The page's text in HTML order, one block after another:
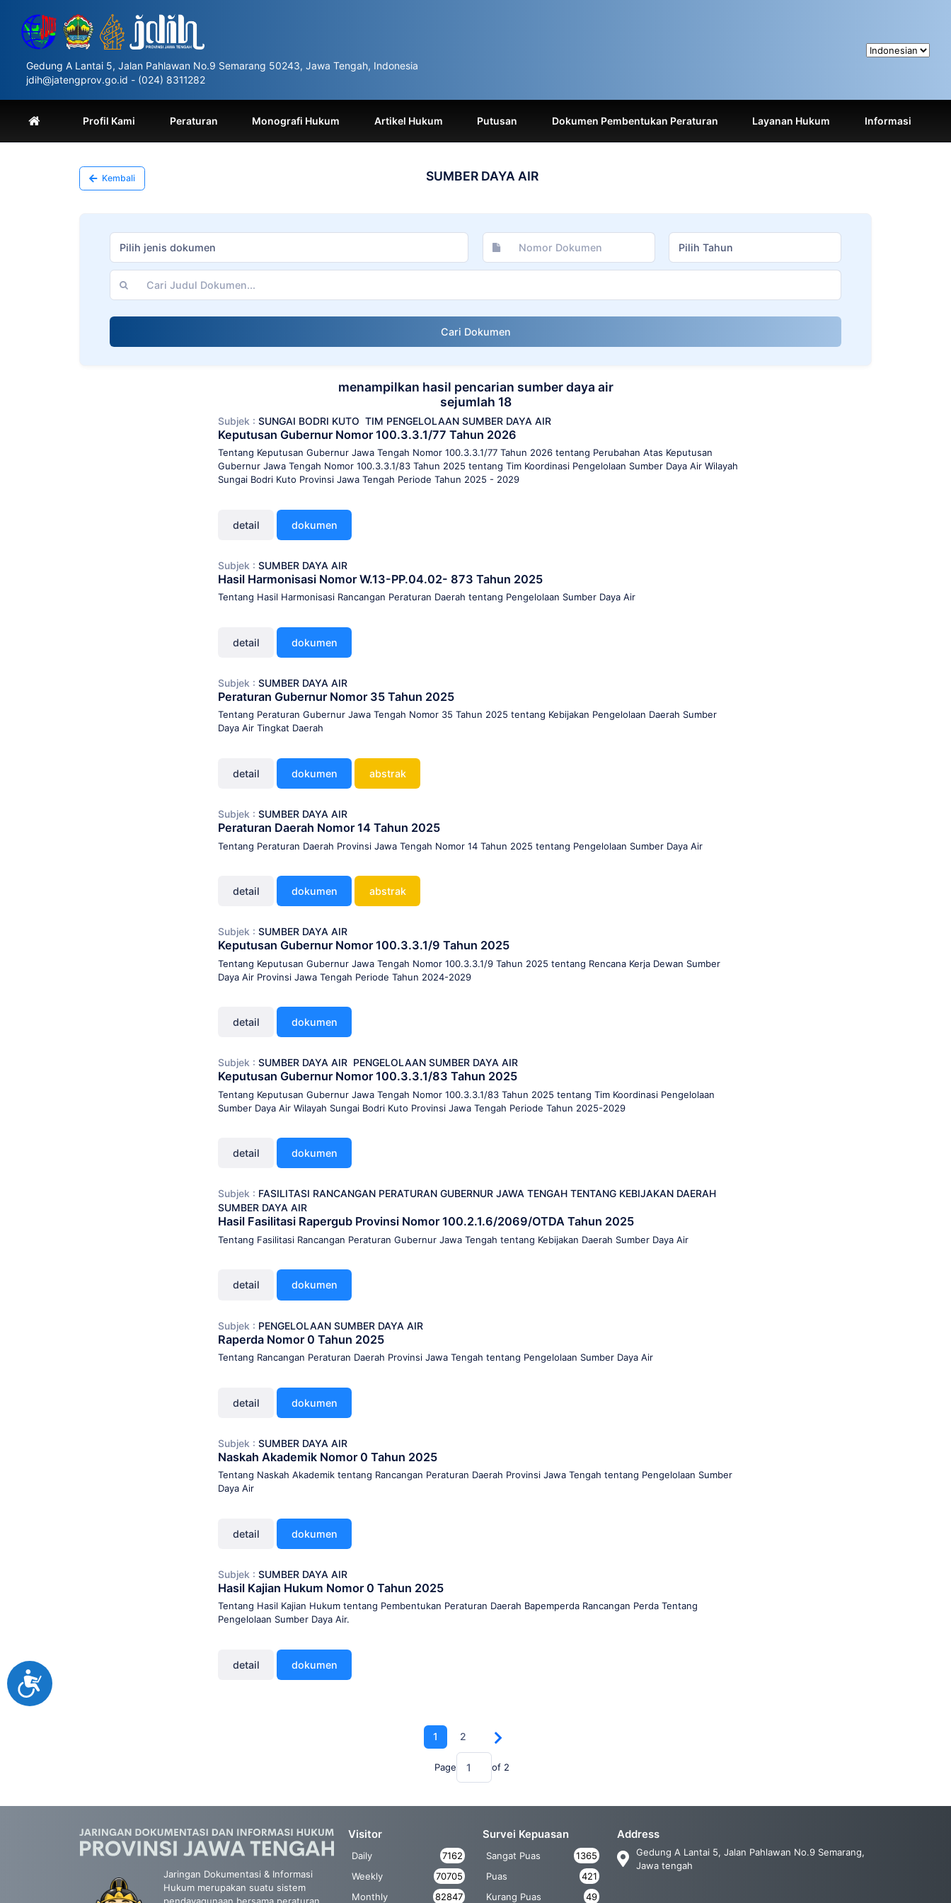
website
includes
accessibility
system.
Control-
F11
Accessibility
Gedung A Lantai 5, Jalan Pahlawan No.9 Semarang 50243, Jawa Tengah, Indonesia
jdih@jatengprov.go.id - (024) 8311282
Profil Kami Peraturan Monografi Hukum Artikel Hukum Putusan Dokumen Pembentukan Peraturan Layanan Hukum Informasi
Kembali SUMBER DAYA AIR
Pilih jenis dokumen Pilih Tahun
Cari Dokumen
menampilkan hasil pencarian sumber daya air
sejumlah 18
Subjek :SUNGAI BODRI KUTO TIM PENGELOLAAN SUMBER DAYA AIR
Keputusan Gubernur Nomor 100.3.3.1/77 Tahun 2026
Tentang Keputusan Gubernur Jawa Tengah Nomor 100.3.3.1/77 Tahun 2026 tentang Perubahan Atas Keputusan
Gubernur Jawa Tengah Nomor 100.3.3.1/83 Tahun 2025 tentang Tim Koordinasi Pengelolaan Sumber Daya Air Wilayah
Sungai Bodri Kuto Provinsi Jawa Tengah Periode Tahun 2025 - 2029
detail dokumen
Subjek :SUMBER DAYA AIR
Hasil Harmonisasi Nomor W.13-PP.04.02- 873 Tahun 2025
Tentang Hasil Harmonisasi Rancangan Peraturan Daerah tentang Pengelolaan Sumber Daya Air
detail dokumen
Subjek :SUMBER DAYA AIR
Peraturan Gubernur Nomor 35 Tahun 2025
Tentang Peraturan Gubernur Jawa Tengah Nomor 35 Tahun 2025 tentang Kebijakan Pengelolaan Daerah Sumber
Daya Air Tingkat Daerah
detail dokumen abstrak
Subjek :SUMBER DAYA AIR
Peraturan Daerah Nomor 14 Tahun 2025
Tentang Peraturan Daerah Provinsi Jawa Tengah Nomor 14 Tahun 2025 tentang Pengelolaan Sumber Daya Air
detail dokumen abstrak
Subjek :SUMBER DAYA AIR
Keputusan Gubernur Nomor 100.3.3.1/9 Tahun 2025
Tentang Keputusan Gubernur Jawa Tengah Nomor 100.3.3.1/9 Tahun 2025 tentang Rencana Kerja Dewan Sumber
Daya Air Provinsi Jawa Tengah Periode Tahun 2024-2029
detail dokumen
Subjek :SUMBER DAYA AIR PENGELOLAAN SUMBER DAYA AIR
Keputusan Gubernur Nomor 100.3.3.1/83 Tahun 2025
Tentang Keputusan Gubernur Jawa Tengah Nomor 100.3.3.1/83 Tahun 2025 tentang Tim Koordinasi Pengelolaan
Sumber Daya Air Wilayah Sungai Bodri Kuto Provinsi Jawa Tengah Periode Tahun 2025-2029
detail dokumen
Subjek : FASILITASI RANCANGAN PERATURAN GUBERNUR JAWA TENGAH TENTANG KEBIJAKAN DAERAH
SUMBER DAYA AIR
Hasil Fasilitasi Rapergub Provinsi Nomor 100.2.1.6/2069/OTDA Tahun 2025
Tentang Fasilitasi Rancangan Peraturan Gubernur Jawa Tengah tentang Kebijakan Daerah Sumber Daya Air
detail dokumen
Subjek : PENGELOLAAN SUMBER DAYA AIR
Raperda Nomor 0 Tahun 2025
Tentang Rancangan Peraturan Daerah Provinsi Jawa Tengah tentang Pengelolaan Sumber Daya Air
detail dokumen
Subjek :SUMBER DAYA AIR
Naskah Akademik Nomor 0 Tahun 2025
Tentang Naskah Akademik tentang Rancangan Peraturan Daerah Provinsi Jawa Tengah tentang Pengelolaan Sumber
Daya Air
detail dokumen
Subjek :SUMBER DAYA AIR
Hasil Kajian Hukum Nomor 0 Tahun 2025
Tentang Hasil Kajian Hukum tentang Pembentukan Peraturan Daerah Bapemperda Rancangan Perda Tentang
Pengelolaan Sumber Daya Air.
detail dokumen
1 2
Page of 2
Jaringan Dokumentasi & Informasi
Hukum merupakan suatu sistem
Visitor
Daily
7162
Weekly
70705
Monthly
82847
Survei Kepuasan
Sangat Puas
1365
Puas
421
Kurang Puas
49
Address
Gedung A Lantai 5, Jalan Pahlawan No.9 Semarang,
Jawa tengah